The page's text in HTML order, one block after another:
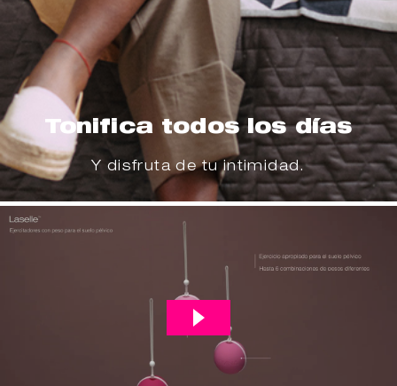
Tonifica todos los días
Y disfruta de tu intimidad.